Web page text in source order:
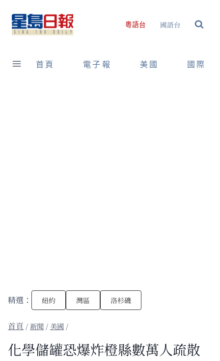
content
粵語台 國語台
首頁 電子報 美國 國際
精選： 紐約 灣區 洛杉磯
/新聞 / 美國 /
化學儲罐恐爆炸橙縣數萬人疏散